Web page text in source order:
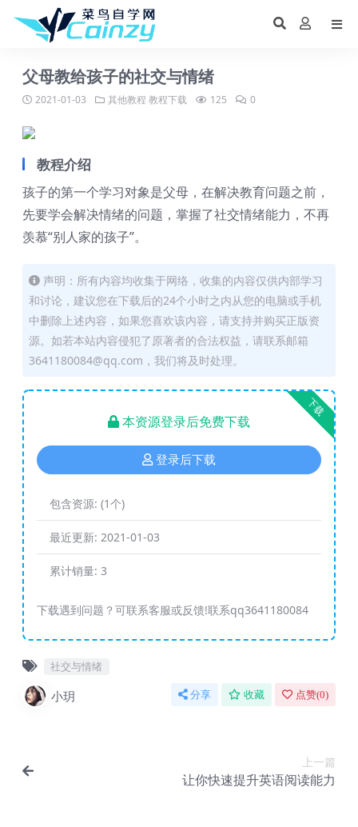
父母教给孩子的社交与情绪
2021-01-03 其他教程 教程下载 125 0
教程介绍
孩子的第一个学习对象是父母，在解决教育问题之前，
先要学会解决情绪的问题，掌握了社交情绪能力，不再
羡慕“别人家的孩子”。
声明：所有内容均收集于网络，收集的内容仅供内部学习
和讨论，建议您在下载后的24个小时之内从您的电脑或手机
中删除上述内容，如果您喜欢该内容，请支持并购买正版资
源。如若本站内容侵犯了原著者的合法权益，请联系邮箱
3641180084@qq.com，我们将及时处理。
下载
本资源登录后免费下载
登录后下载
包含资源: (1个)
最近更新: 2021-01-03
累计销量: 3
下载遇到问题？可联系客服或反馈!联系qq3641180084
社交与情绪
小玥 分享 收藏 点赞(0)
上一篇
让你快速提升英语阅读能力